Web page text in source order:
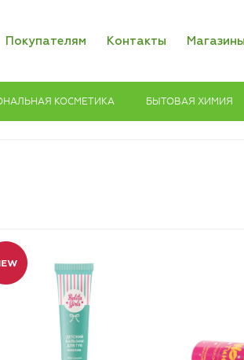
Покупателям Контакты Магазины
КОСМЕТИКА БЫТОВАЯ ХИМИЯ